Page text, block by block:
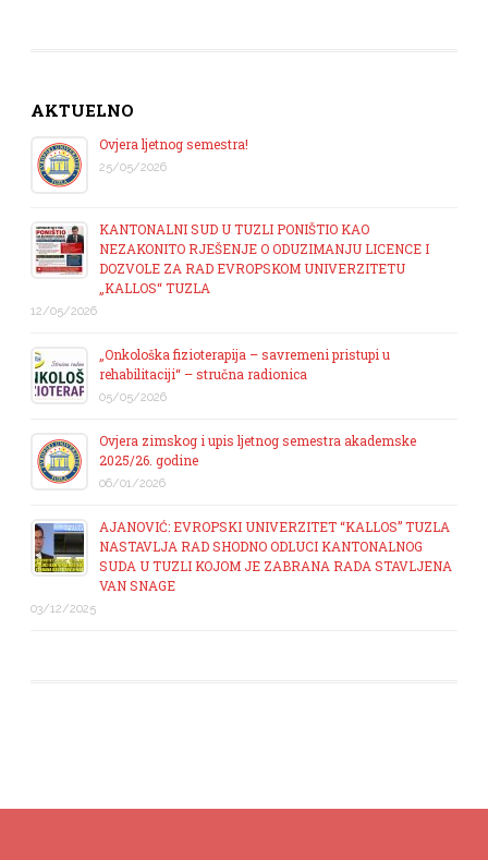
AKTUELNO
Ovjera ljetnog semestra!
25/05/2026
KANTONALNI SUD U TUZLI PONIŠTIO KAO
NEZAKONITO RJEŠENJE O ODUZIMANJU LICENCE I
DOZVOLE ZA RAD EVROPSKOM UNIVERZITETU
„KALLOS“ TUZLA
12/05/2026
„Onkološka fizioterapija – savremeni pristupi u
rehabilitaciji“ – stručna radionica
05/05/2026
Ovjera zimskog i upis ljetnog semestra akademske
2025/26. godine
06/01/2026
AJANOVIĆ: EVROPSKI UNIVERZITET “KALLOS” TUZLA
NASTAVLJA RAD SHODNO ODLUCI KANTONALNOG
SUDA U TUZLI KOJOM JE ZABRANA RADA STAVLJENA
VAN SNAGE
03/12/2025